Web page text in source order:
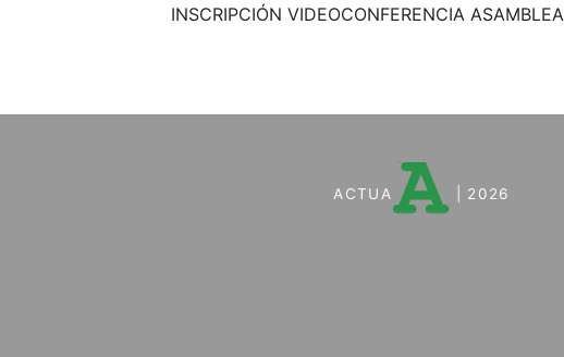
INSCRIPCIÓN VIDEOCONFERENCIA ASAMBLEA
ACTUA | 2026